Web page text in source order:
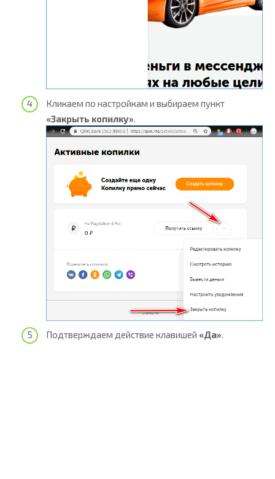
Кликаем по настройкам и выбираем пункт
«Закрыть копилку».
Подтверждаем действие клавишей «Да».